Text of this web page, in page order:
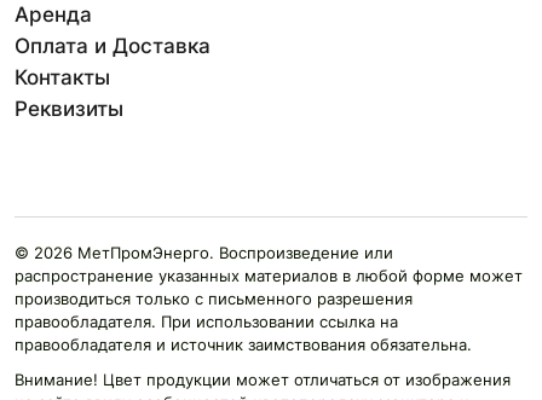
Аренда
Оплата и Доставка
Контакты
Реквизиты
© 2026 МетПромЭнерго. Воспроизведение или
распространение указанных материалов в любой форме может
производиться только с письменного разрешения
правообладателя. При использовании ссылка на
правообладателя и источник заимствования обязательна.
Внимание! Цвет продукции может отличаться от изображения